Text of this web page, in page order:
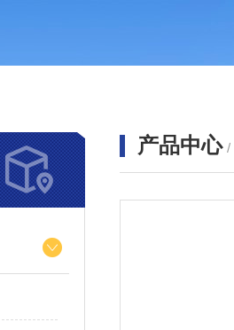
产品中心 /